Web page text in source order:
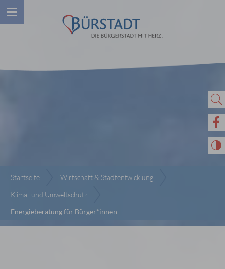
Startseite
Wirtschaft & Stadtentwicklung
Klima- und Umweltschutz
Energieberatung für Bürger*innen